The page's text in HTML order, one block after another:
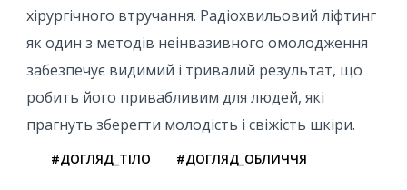
хірургічного втручання. Радіохвильовий ліфтинг
як один з методів неінвазивного омолодження
забезпечує видимий і тривалий результат, що
робить його привабливим для людей, які
прагнуть зберегти молодість і свіжість шкіри.
#ДОГЛЯД_ТІЛО #ДОГЛЯД_ОБЛИЧЧЯ